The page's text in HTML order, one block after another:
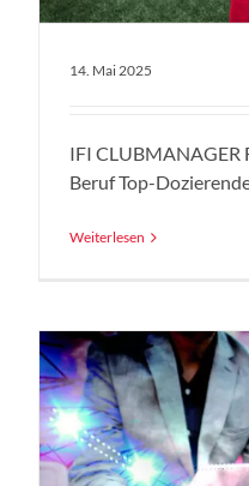
14. Mai 2025
IFI CLUBMANAGER
Beruf Top-
Weiterlesen